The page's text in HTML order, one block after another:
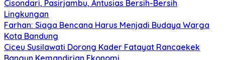
Cisondari, Pasirjambu, Antusias Bersih-Bersih
Lingkungan
Farhan: Siaga Bencana Harus Menjadi Budaya Warga
Kota Bandung
Ciceu Susilawati Dorong Kader Fatayat Rancaekek
Bangun Kemandirian Ekonomi